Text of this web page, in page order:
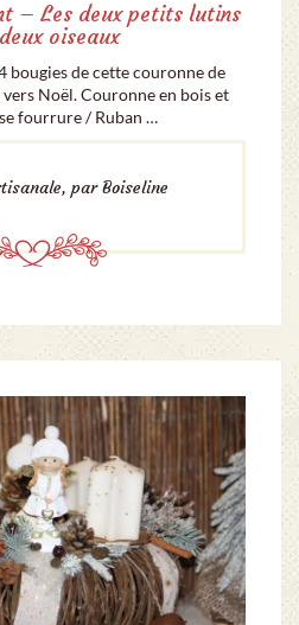
– Les deux petits lutins
oiseaux
bougies de cette couronne de
Noël. Couronne en bois et
fourrure / Ruban …
par Boiseline